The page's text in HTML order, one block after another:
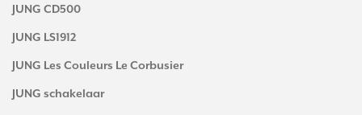
JUNG CD500
JUNG LS1912
JUNG Les Couleurs Le Corbusier
JUNG schakelaar